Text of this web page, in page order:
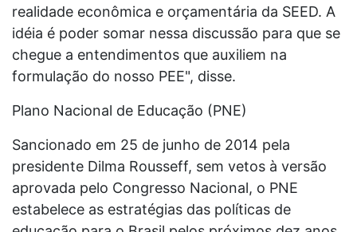
realidade econômica e orçamentária da SEED. A
idéia é poder somar nessa discussão para que se
chegue a entendimentos que auxiliem na
formulação do nosso PEE", disse.
Plano Nacional de Educação (PNE)
Sancionado em 25 de junho de 2014 pela
presidente Dilma Rousseff, sem vetos à versão
aprovada pelo Congresso Nacional, o PNE
estabelece as estratégias das políticas de